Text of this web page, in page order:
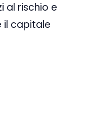
al rischio e
il capitale